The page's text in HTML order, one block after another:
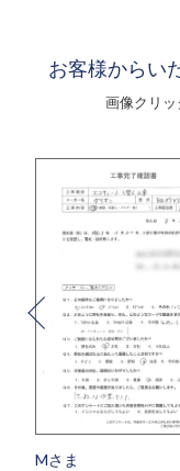
お客様からい
画像クリッ
Mさま